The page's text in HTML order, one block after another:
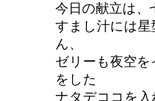
今日の献立は、
すまし汁には
ん、
ゼリーも夜空
をした
ナタデココを入